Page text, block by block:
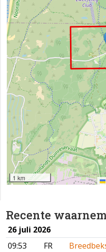
Recente
26 juli 2026
09:53
FR
1 km